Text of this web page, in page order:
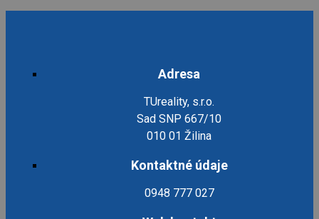
Adresa
TUreality, s.r.o.
Sad SNP 667/10
010 01 Žilina
Kontaktné údaje
0948 777 027